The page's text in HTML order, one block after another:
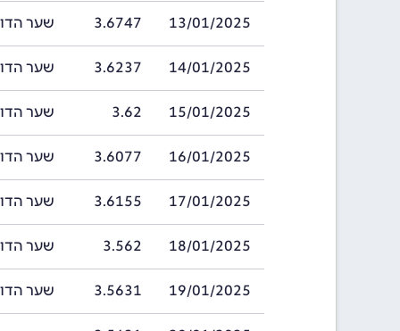
13/01/2025
3.6747 שער הדולר
14/01/2025
3.6237 שער הדולר
15/01/2025
3.62 שער הדולר
16/01/2025
3.6077 שער הדולר
17/01/2025
3.6155 שער הדולר
18/01/2025
3.562 שער הדולר
19/01/2025
3.5631 שער הדולר